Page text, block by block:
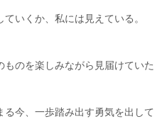
いくか、私には見えている。
のを楽しみながら見届けていた
今、一歩踏み出す勇気を出して